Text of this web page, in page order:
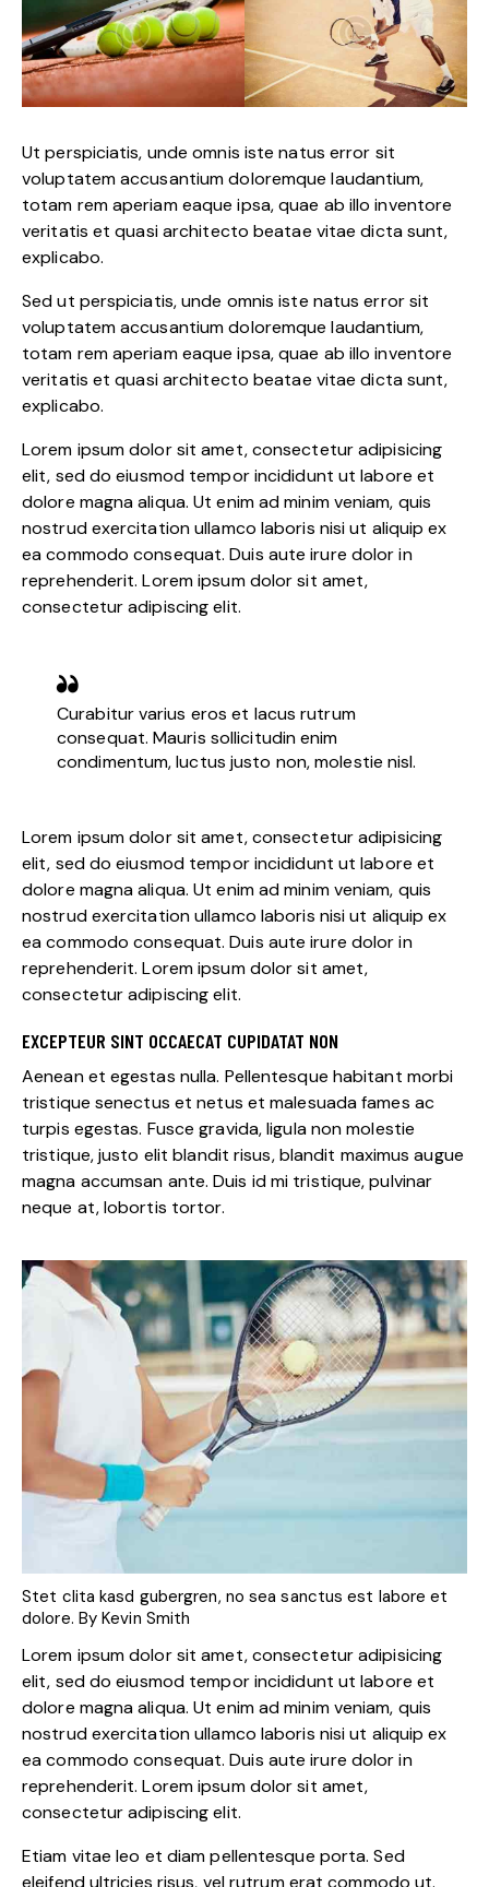
Ut perspiciatis, unde omnis iste natus error sit
voluptatem accusantium doloremque laudantium,
totam rem aperiam eaque ipsa, quae ab illo inventore
veritatis et quasi architecto beatae vitae dicta sunt,
explicabo.
Sed ut perspiciatis, unde omnis iste natus error sit
voluptatem accusantium doloremque laudantium,
totam rem aperiam eaque ipsa, quae ab illo inventore
veritatis et quasi architecto beatae vitae dicta sunt,
explicabo.
Lorem ipsum dolor sit amet, consectetur adipisicing
elit, sed do eiusmod tempor incididunt ut labore et
dolore magna aliqua. Ut enim ad minim veniam, quis
nostrud exercitation ullamco laboris nisi ut aliquip ex
ea commodo consequat. Duis aute irure dolor in
reprehenderit. Lorem ipsum dolor sit amet,
consectetur adipiscing elit.
Curabitur varius eros et lacus rutrum
consequat. Mauris sollicitudin enim
condimentum, luctus justo non, molestie nisl.
Lorem ipsum dolor sit amet, consectetur adipisicing
elit, sed do eiusmod tempor incididunt ut labore et
dolore magna aliqua. Ut enim ad minim veniam, quis
nostrud exercitation ullamco laboris nisi ut aliquip ex
ea commodo consequat. Duis aute irure dolor in
reprehenderit. Lorem ipsum dolor sit amet,
consectetur adipiscing elit.
EXCEPTEUR SINT OCCAECAT CUPIDATAT NON
Aenean et egestas nulla. Pellentesque habitant morbi
tristique senectus et netus et malesuada fames ac
turpis egestas. Fusce gravida, ligula non molestie
tristique, justo elit blandit risus, blandit maximus augue
magna accumsan ante. Duis id mi tristique, pulvinar
neque at, lobortis tortor.
Stet clita kasd gubergren, no sea sanctus est labore et
dolore. ByKevin Smith
Lorem ipsum dolor sit amet, consectetur adipisicing
elit, sed do eiusmod tempor incididunt ut labore et
dolore magna aliqua. Ut enim ad minim veniam, quis
nostrud exercitation ullamco laboris nisi ut aliquip ex
ea commodo consequat. Duis aute irure dolor in
reprehenderit. Lorem ipsum dolor sit amet,
consectetur adipiscing elit.
Etiam vitae leo et diam pellentesque porta. Sed
eleifend ultricies risus, vel rutrum erat commodo ut.